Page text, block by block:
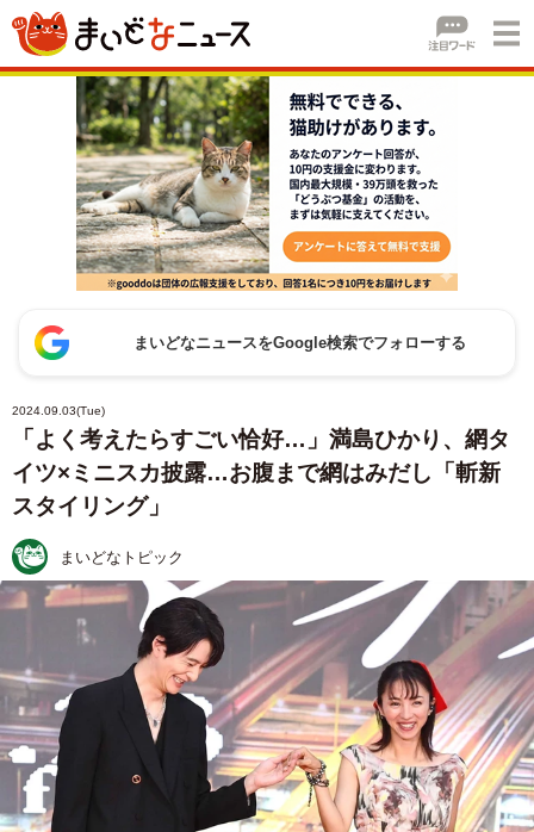
まいどなニュースをGoogle検索でフォローする
2024.09.03(Tue)
「よく考えたらすごい恰好…」満島ひかり、網タ
イツ×ミニスカ披露…お腹まで網はみだし「斬新
スタイリング」
まいどなトピック